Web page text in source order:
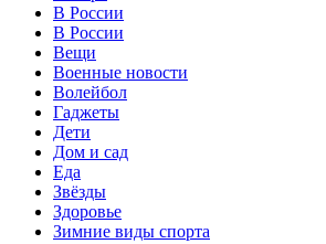
В России
В России
Вещи
Военные новости
Волейбол
Гаджеты
Дети
Дом и сад
Еда
Звёзды
Здоровье
Зимние виды спорта